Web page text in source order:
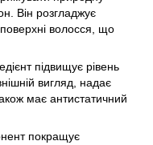
Він розгладжує
поверхні волосся, що
підвищує рівень
вигляд, надає
має антистатичний
покращує